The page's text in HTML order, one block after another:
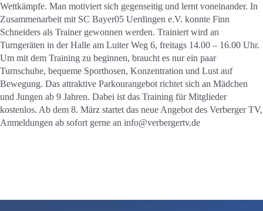
Wettkämpfe. Man motiviert sich gegenseitig und lernt voneinander. In
Zusammenarbeit mit SC Bayer05 Uerdingen e.V. konnte Finn
Schneiders als Trainer gewonnen werden. Trainiert wird an
Turngeräten in der Halle am Luiter Weg 6, freitags 14.00 – 16.00 Uhr.
Um mit dem Training zu beginnen, braucht es nur ein paar
Turnschuhe, bequeme Sporthosen, Konzentration und Lust auf
Bewegung. Das attraktive Parkourangebot richtet sich an Mädchen
und Jungen ab 9 Jahren. Dabei ist das Training für Mitglieder
kostenlos. Ab dem 8. März startet das neue Angebot des Verberger TV,
Anmeldungen ab sofort gerne an info@verbergertv.de